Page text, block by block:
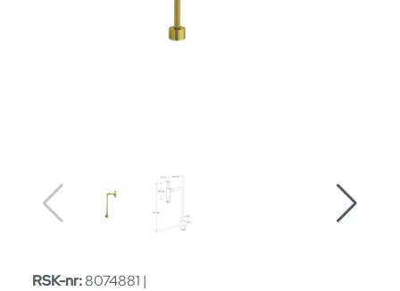
RSK-nr:8074881 |